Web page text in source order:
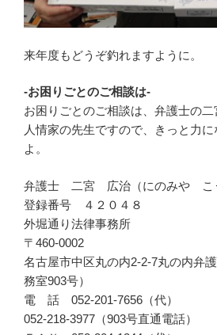
来年度もどうぞ釣れますように。
-お困りごとのご相談は-
お困りごとのご相談は、弁護士の二
人情家の先生ですので、きっと力
よ。
弁護士 二宮 広治（にのみや こ
登録番号 ４２０４８
外堀通り法律事務所
〒460-0002
名古屋市中区丸の内2-2-7丸の内弁
務室903号）
電 話 052-201-7656（代）
052-218-3977（903号直通電話）